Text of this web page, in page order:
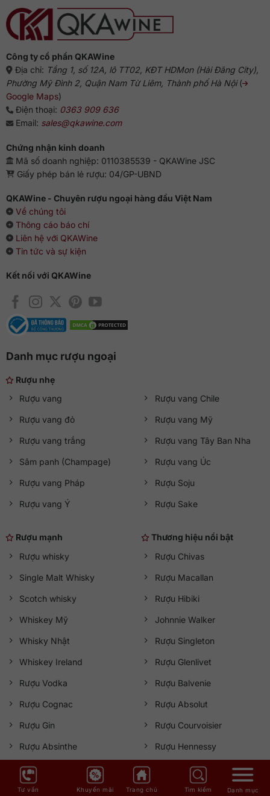
Gợi
ý
chuẩn
vị
từ
chuyên
Công ty cổ phần QKAWine
Địa chỉ: Tầng 1, số 12A, lô TT02, KĐT HDMon (Hải Đăng City),
Phường Mỹ Đình 2, Quận Nam Từ Liêm, Thành phố Hà Nội(
Google Maps)
Điện thoại: 0363 909 636
Email: sales@qkawine.com
Chứng nhận kinh doanh
Mã số doanh nghiệp: 0110385539 - QKAWine JSC
Giấy phép bán lẻ rượu: 04/GP-UBND
QKAWine - Chuyên rượu ngoại hàng đầu Việt Nam
Về chúng tôi
Thông cáo báo chí
Liên hệ với QKAWine
Tin tức và sự kiện
Kết nối với QKAWine
Danh mục rượu ngoại
Rượu nhẹ
Rượu vang
Rượu vang đỏ
Rượu vang trắng
Sâm panh (Champage)
Rượu vang Pháp
Rượu vang Ý
Rượu vang Chile
Rượu vang Mỹ
Rượu vang Tây Ban Nha
Rượu vang Úc
Rượu Soju
Rượu Sake
Rượu mạnh
Rượu whisky
Single Malt Whisky
Scotch whisky
Whiskey Mỹ
Whisky Nhật
Whiskey Ireland
Rượu Vodka
Rượu Cognac
Rượu Gin
Rượu Absinthe
Rượu Rum
Tequila
Thương hiệu nổi bật
Rượu Chivas
Rượu Macallan
Rượu Hibiki
Johnnie Walker
Rượu Singleton
Rượu Glenlivet
Rượu Balvenie
Rượu Absolut
Rượu Courvoisier
Rượu Hennessy
Rượu Beluga
Rượu Danzka
Tư vấn Khuyến mãi Trang chủ Tìm kiếm Danh mục